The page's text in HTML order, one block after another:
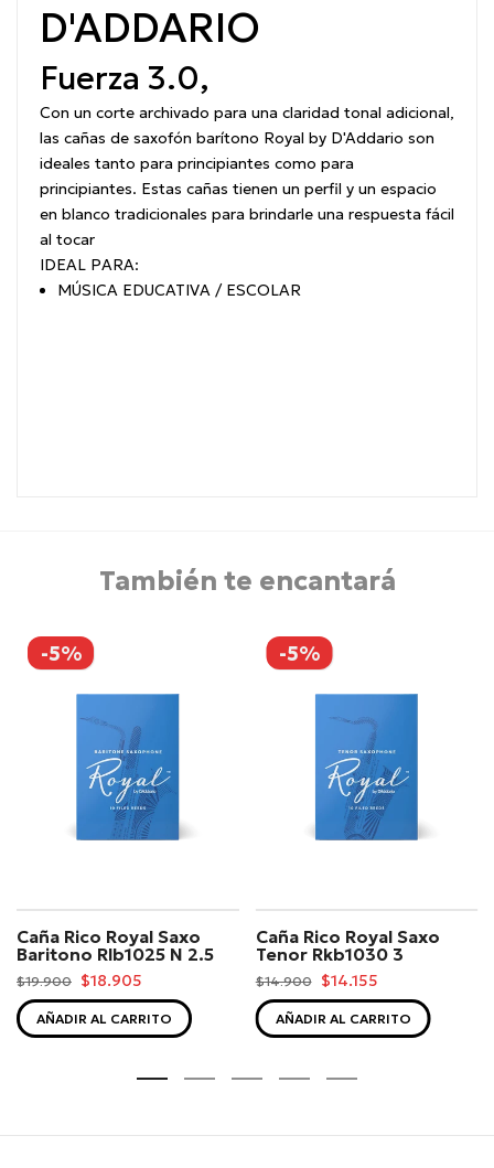
D'ADDARIO
Fuerza 3.0,
Con un corte archivado para una claridad tonal adicional,
las cañas de saxofón barítono Royal by D'Addario son
ideales tanto para principiantes como para
principiantes. Estas cañas tienen un perfil y un espacio
en blanco tradicionales para brindarle una respuesta fácil
al tocar
IDEAL PARA:
MÚSICA EDUCATIVA / ESCOLAR
También te encantará
-5%
Caña Rico Royal Saxo
Baritono Rlb1025 N 2.5
$19.900 $18.905
AÑADIR AL CARRITO
-5%
Caña Rico Royal Saxo
Tenor Rkb1030 3
$14.900 $14.155
AÑADIR AL CARRITO